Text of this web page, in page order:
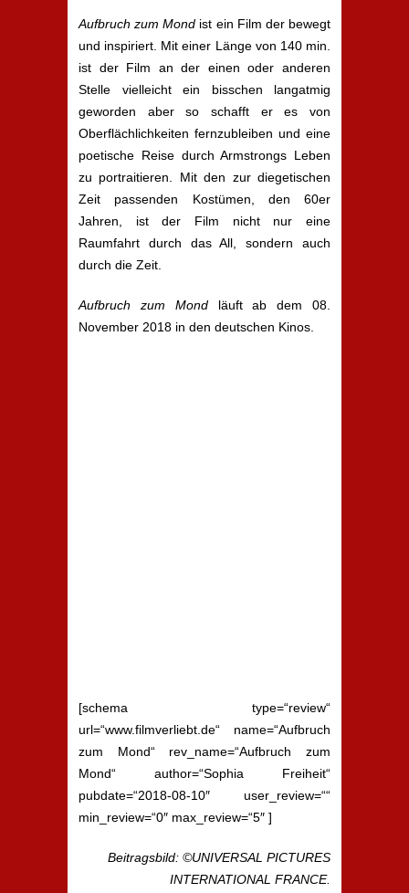
Aufbruch zum Mond ist ein Film der bewegt
und inspiriert. Mit einer Länge von 140 min.
ist der Film an der einen oder anderen
Stelle vielleicht ein bisschen langatmig
geworden aber so schafft er es von
Oberflächlichkeiten fernzubleiben und eine
poetische Reise durch Armstrongs Leben
zu portraitieren. Mit den zur diegetischen
Zeit passenden Kostümen, den 60er
Jahren, ist der Film nicht nur eine
Raumfahrt durch das All, sondern auch
durch die Zeit.
Aufbruch zum Mondläuft ab dem 08.
November 2018 in den deutschen Kinos.
[schema type=“review“
url=“www.filmverliebt.de“ name=“Aufbruch
zum Mond“ rev_name=“Aufbruch zum
Mond“ author=“Sophia Freiheit“
pubdate=“2018-08-10″ user_review=““
min_review=“0″ max_review=“5″ ]
Beitragsbild: ©UNIVERSAL PICTURES
INTERNATIONAL FRANCE.